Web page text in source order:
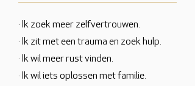
· Ik zoek meer zelfvertrouwen.
· Ik zit met een trauma en zoek hulp.
· Ik wil meer rust vinden.
· Ik wil iets oplossen met familie.